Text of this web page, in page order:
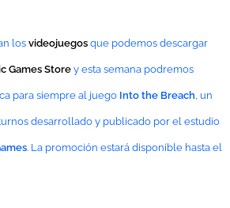
los videojuegos que podemos descargar
Games Store y esta semana podremos
para siempre al juego Into the Breach, un
desarrollado y publicado por el estudio
. La promoción estará disponible hasta el